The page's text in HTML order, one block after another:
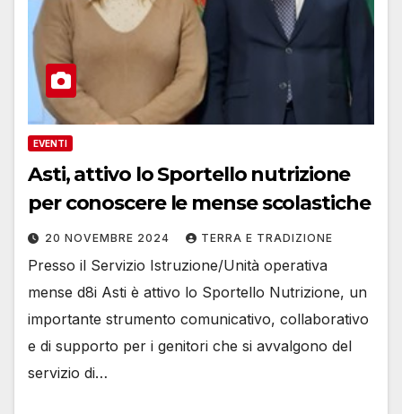
EVENTI
Asti, attivo lo Sportello nutrizione
per conoscere le mense scolastiche
20 NOVEMBRE 2024 TERRA E TRADIZIONE
Presso il Servizio Istruzione/Unità operativa
mense d8i Asti è attivo lo Sportello Nutrizione, un
importante strumento comunicativo, collaborativo
e di supporto per i genitori che si avvalgono del
servizio di…